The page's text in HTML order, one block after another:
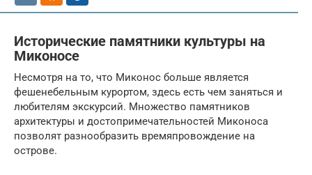
Исторические памятники культуры на
Миконосе
Несмотря на то, что Миконос больше является
фешенебельным курортом, здесь есть чем заняться и
любителям экскурсий. Множество памятников
архитектуры и достопримечательностей Миконоса
позволят разнообразить времяпровождение на
острове.